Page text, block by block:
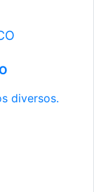
diversos.